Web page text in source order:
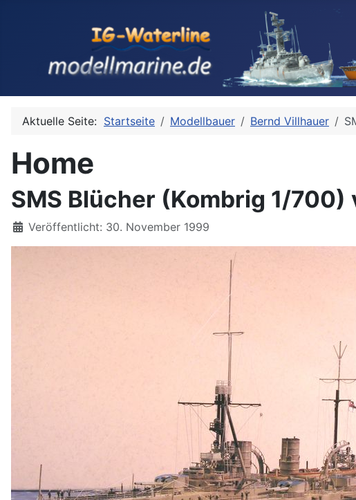
Aktuelle Seite: Startseite Modellbauer Bernd Villhauer
Home
SMS Blücher (Kombrig 1/
Details
Veröffentlicht: 30. November 1999